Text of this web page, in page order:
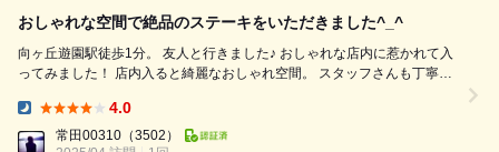
おしゃれな空間で絶品のステーキをいただきました^_^
向ヶ丘遊園駅徒歩1分。 友人と行きました♪ おしゃれな店内に惹かれて入
ってみました！ 店内入ると綺麗なおしゃれ空間。 スタッフさんも丁寧で
とあるような、、 ユーモアもあります！ 美味しそうなメニューとオスス
メ聞いて頼みました❗️↓ お通しはキューブパン キューブ型のパンは外がパ
4.0
常田00310 （3502）